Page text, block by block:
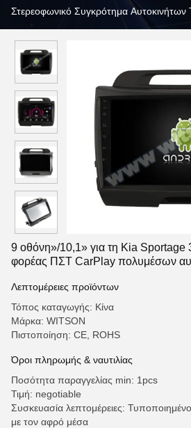
Στερεοφωνικό Συγκρότημα Αυτοκινήτων
CarPlay πολυμέσων αυτοκινήτων 2010-
9 οθόνη»/10,1» για τη Kia Sportage
φορέας ΠΣΤ CarPlay πολυμέσων
Λεπτομέρειες προϊόντων
Τόπος καταγωγής: Κίνα
Μάρκα: WITSON
Πιστοποίηση: CE, ROHS
Όροι πληρωμής & ναυτιλίας
Ποσότητα παραγγελίας min: 1pcs
Τιμή: negotiable
Συσκευασία λεπτομέρειες:
με τον αφρό μέσα